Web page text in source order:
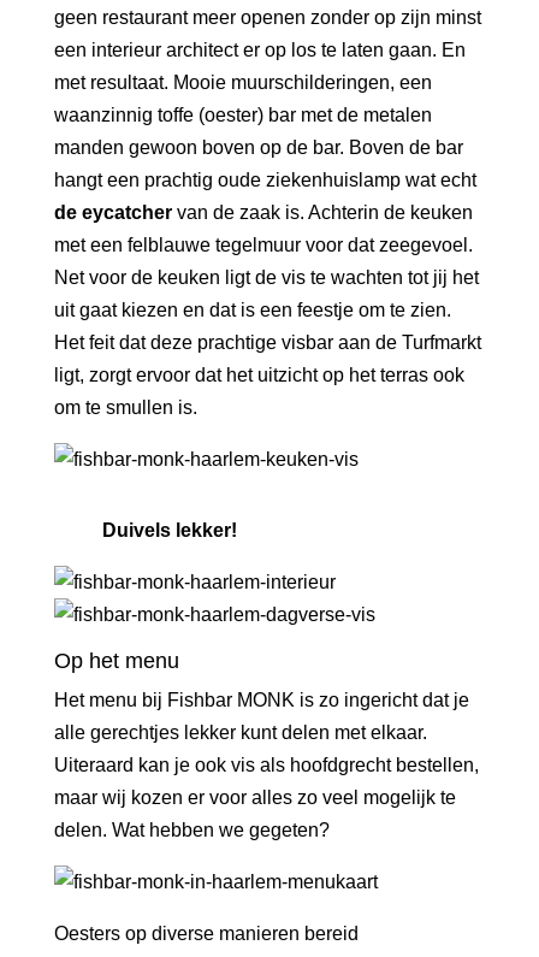
geen restaurant meer openen zonder op zijn minst
een interieur architect er op los te laten gaan. En
met resultaat. Mooie muurschilderingen, een
waanzinnig toffe (oester) bar met de metalen
manden gewoon boven op de bar. Boven de bar
hangt een prachtig oude ziekenhuislamp wat echt
de eycatchervan de zaak is. Achterin de keuken
met een felblauwe tegelmuur voor dat zeegevoel.
Net voor de keuken ligt de vis te wachten tot jij het
uit gaat kiezen en dat is een feestje om te zien.
Het feit dat deze prachtige visbar aan de Turfmarkt
ligt, zorgt ervoor dat het uitzicht op het terras ook
om te smullen is.
Duivels lekker!
Op het menu
Het menu bij Fishbar MONK is zo ingericht dat je
alle gerechtjes lekker kunt delen met elkaar.
Uiteraard kan je ook vis als hoofdgrecht bestellen,
maar wij kozen er voor alles zo veel mogelijk te
delen. Wat hebben we gegeten?
Oesters op diverse manieren bereid